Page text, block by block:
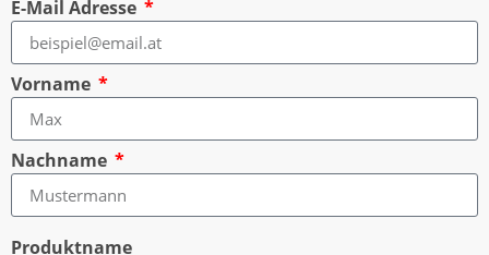
E-Mail Adresse
Vorname
Nachname
Produktname